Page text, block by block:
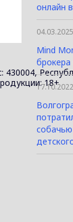
онлайн
Mind
брокера
430004,
18+